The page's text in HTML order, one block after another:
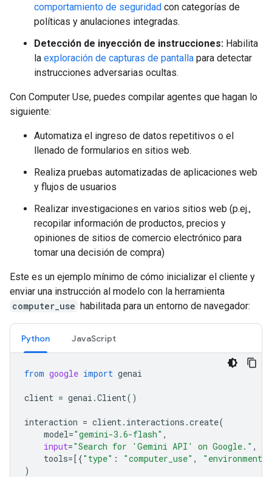
comportamiento de seguridad con categorías de
políticas y anulaciones integradas.
Detección de inyección de instrucciones: Habilita
la exploración de capturas de pantalla para detectar
instrucciones adversarias ocultas.
Con Computer Use, puedes compilar agentes que hagan lo
siguiente:
Automatiza el ingreso de datos repetitivos o el
llenado de formularios en sitios web.
Realiza pruebas automatizadas de aplicaciones web
y flujos de usuarios
Realizar investigaciones en varios sitios web (p.ej.,
recopilar información de productos, precios y
opiniones de sitios de comercio electrónico para
tomar una decisión de compra)
Este es un ejemplo mínimo de cómo inicializar el cliente y
enviar una instrucción al modelo con la herramienta
computer_use habilitada para un entorno de navegador:
Python JavaScript
from google import genai
client = genai .Client()
interaction = client. interactions .create(
model="gemini-3.6-flash" ,
input="Search for 'Gemini API' on Google." ,
tools=[{"type" : "computer_use" , "environment"
)